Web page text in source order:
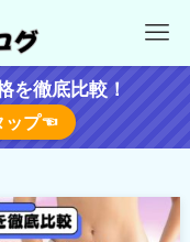
を徹底比較！
ップ☜